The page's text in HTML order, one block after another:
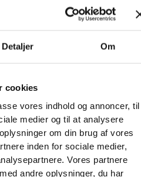
Detaljer Om
cookies
vores indhold og annoncer, til
medier og til at analysere
om din brug af vores
inden for sociale medier,
Vores partnere
andre oplysninger, du har
Kreativt og Lærerigt
en skovl, der gør det muligt at
skatte. Brug formen til at lave
om du kan finde den sjældne
med at lege, kan du nemt
Treasure for en hurtig og
er det originale, formbare
er meget bedre end almindeligt